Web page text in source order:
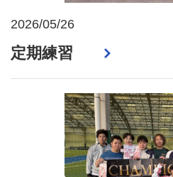
2026/05/26
定期練習